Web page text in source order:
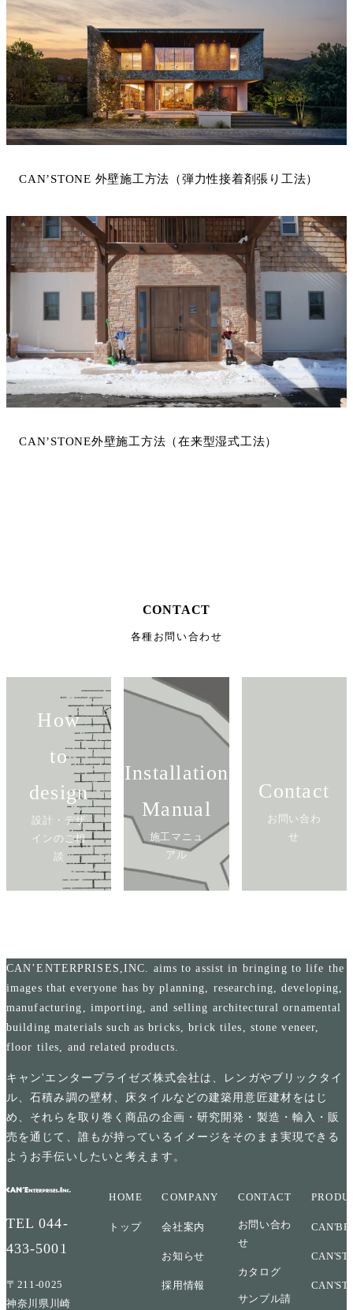
CAN’STONE 外壁施工方法（弾力性接着剤張り工法）
CAN’STONE外壁施工方法（在来型湿式工法）
CONTACT
各種お問い合わせ
How
to
design
設計・デザ
インのご相
談
Installation
Manual
施工マニュ
アル
Contact
お問い合わ
せ
CAN’ENTERPRISES,INC. aims to assist in bringing to life the
images that everyone has by planning, researching, developing,
manufacturing, importing, and selling architectural ornamental
building materials such as bricks, brick tiles, stone veneer,
floor tiles, and related products.
キャン'エンタープライゼズ株式会社は、レンガやブリックタイ
ル、石積み調の壁材、床タイルなどの建築用意匠建材をはじ
め、それらを取り巻く商品の企画・研究開発・製造・輸入・販
売を通じて、誰もが持っているイメージをそのまま実現できる
ようお手伝いしたいと考えます。
TEL044-
433-5001
〒211-0025
神奈川県川崎
HOME
トップ
COMPANY
会社案内
お知らせ
採用情報
CONTACT
お問い合わ
せ
カタログ
サンプル請